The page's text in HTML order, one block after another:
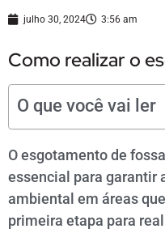
julho 30, 2024 3:56 am
Como realizar o
O que você vai ler
O esgotamento de
essencial para garantir
ambiental em áreas
primeira etapa para